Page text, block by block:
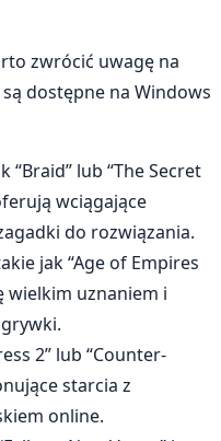
zwrócić uwagę na
dostępne na Windows
“Braid” lub “The Secret
wciągające
do rozwiązania.
jak “Age of Empires
wielkim uznaniem i
2” lub “Counter-
starcia z
online.